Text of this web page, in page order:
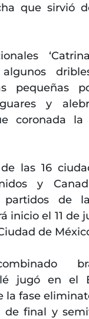
que sirvió
pequeñas
y
coronada la
las 16
y
partidos de
inicio el 11 de
de
jugó en el
la fase
final y